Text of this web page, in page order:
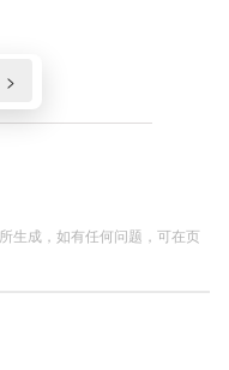
>
生成，如有任何问题，可在页